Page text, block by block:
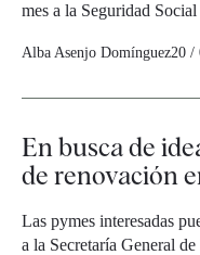
mes a la Seguridad
Alba Asenjo Domínguez20 /
En busca de
de renovación
Las pymes interesadas
a la Secretaría General